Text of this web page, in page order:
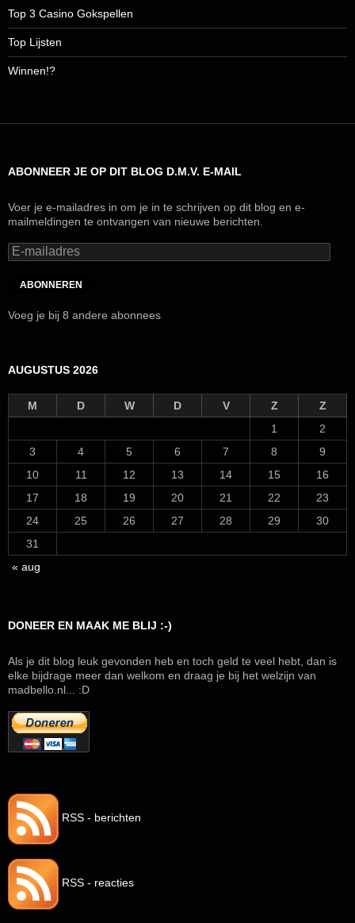
Top 3 Casino Gokspellen
Top Lijsten
Winnen!?
ABONNEER JE OP DIT BLOG D.M.V. E-MAIL
Voer je e-mailadres in om je in te schrijven op dit blog en e-
mailmeldingen te ontvangen van nieuwe berichten.
E-
mailadres
ABONNEREN
Voeg je bij 8 andere abonnees
AUGUSTUS 2026
M D W D V Z
Z
1
2
3
4 5 6 7 8
9
10
11 12 13 14 15
16
17
18 19 20 21 22
23
24
25 26 27 28 29
30
31
« aug
DONEER EN MAAK ME BLIJ :-)
Als je dit blog leuk gevonden heb en toch geld te veel hebt, dan is
elke bijdrage meer dan welkom en draag je bij het welzijn van
madbello.nl... :D
RSS - berichten
RSS - reacties